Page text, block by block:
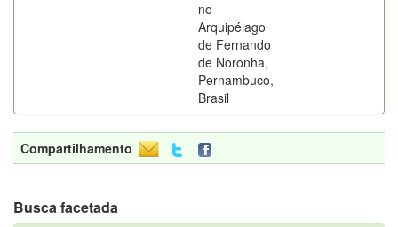
no
Arquipélago
de Fernando
de Noronha,
Pernambuco,
Brasil
Compartilhamento
Busca facetada